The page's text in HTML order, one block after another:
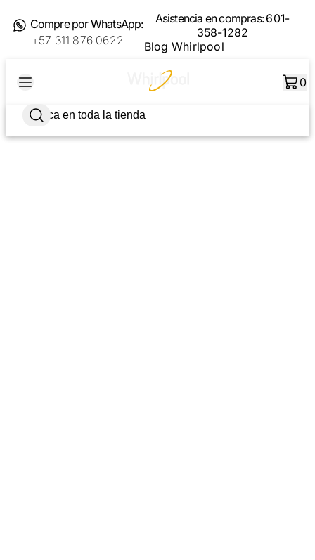
Compre por WhatsApp:
+57 311 876 0622
Asistencia en compras:601-
358-1282
Blog Whirlpool
0